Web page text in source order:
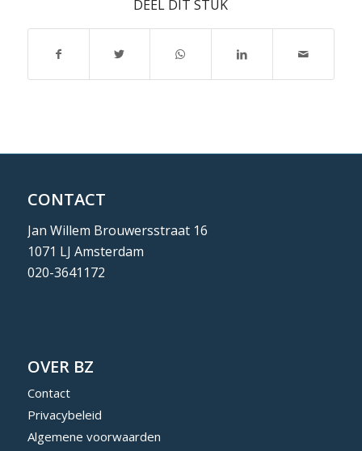
DEEL DIT STUK
CONTACT
Jan Willem Brouwersstraat 16
1071 LJ Amsterdam
020-3641172
OVER BZ
Contact
Privacybeleid
Algemene voorwaarden